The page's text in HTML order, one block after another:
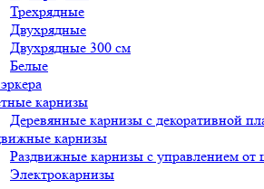
Трехрядные
Двухрядные
Двухрядные 300 см
Белые
карнизы
Деревянные карнизы с декоративной
карнизы
Раздвижные карнизы с управлением от
Электрокарнизы